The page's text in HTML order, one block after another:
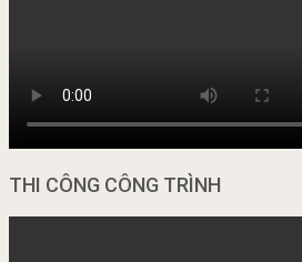
THI CÔNG CÔNG TRÌNH